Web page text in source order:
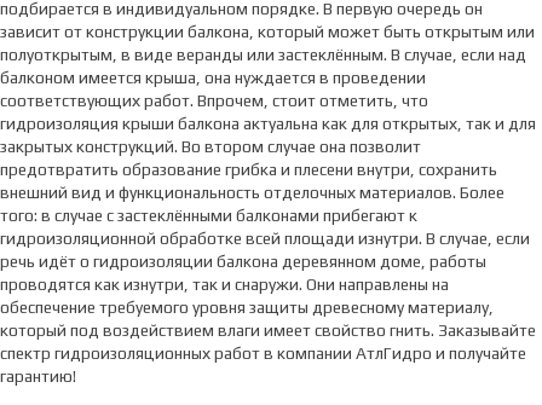
подбирается в индивидуальном порядке. В первую очередь он
зависит от конструкции балкона, который может быть открытым или
полуоткрытым, в виде веранды или застеклённым. В случае, если над
балконом имеется крыша, она нуждается в проведении
соответствующих работ. Впрочем, стоит отметить, что
гидроизоляция крыши балкона актуальна как для открытых, так и для
закрытых конструкций. Во втором случае она позволит
предотвратить образование грибка и плесени внутри, сохранить
внешний вид и функциональность отделочных материалов. Более
того: в случае с застеклёнными балконами прибегают к
гидроизоляционной обработке всей площади изнутри. В случае, если
речь идёт о гидроизоляции балкона деревянном доме, работы
проводятся как изнутри, так и снаружи. Они направлены на
обеспечение требуемого уровня защиты древесному материалу,
который под воздействием влаги имеет свойство гнить. Заказывайте
спектр гидроизоляционных работ в компании АтлГидро и получайте
гарантию!